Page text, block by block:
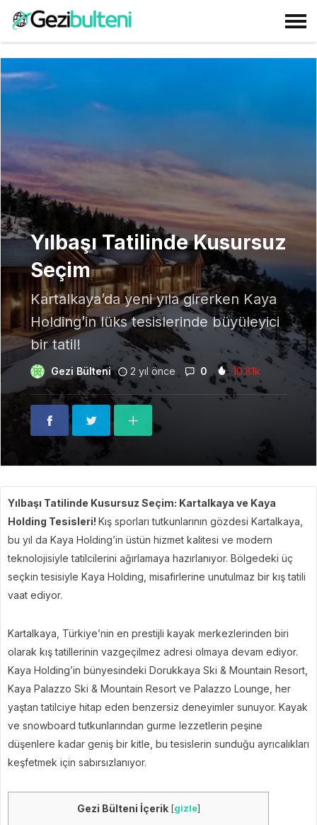
Yılbaşı Tatilinde Kusursuz
Seçim
Kartalkaya’da yeni yıla girerken Kaya
Holding’in lüks tesislerinde büyüleyici
bir tatil!
Gezi Bülteni 2 yıl önce 0 10.81k
Yılbaşı Tatilinde Kusursuz Seçim: Kartalkaya ve Kaya
Holding Tesisleri! Kış sporları tutkunlarının gözdesi Kartalkaya,
bu yıl da Kaya Holding’in üstün hizmet kalitesi ve modern
teknolojisiyle tatilcilerini ağırlamaya hazırlanıyor. Bölgedeki üç
seçkin tesisiyle Kaya Holding, misafirlerine unutulmaz bir kış tatili
vaat ediyor.
Kartalkaya, Türkiye’nin en prestijli kayak merkezlerinden biri
olarak kış tatillerinin vazgeçilmez adresi olmaya devam ediyor.
Kaya Holding’in bünyesindeki Dorukkaya Ski & Mountain Resort,
Kaya Palazzo Ski & Mountain Resort ve Palazzo Lounge, her
yaştan tatilciye hitap eden benzersiz deneyimler sunuyor. Kayak
ve snowboard tutkunlarından gurme lezzetlerin peşine
düşenlere kadar geniş bir kitle, bu tesislerin sunduğu ayrıcalıkları
keşfetmek için sabırsızlanıyor.
Gezi Bülteni İçerik [gizle]